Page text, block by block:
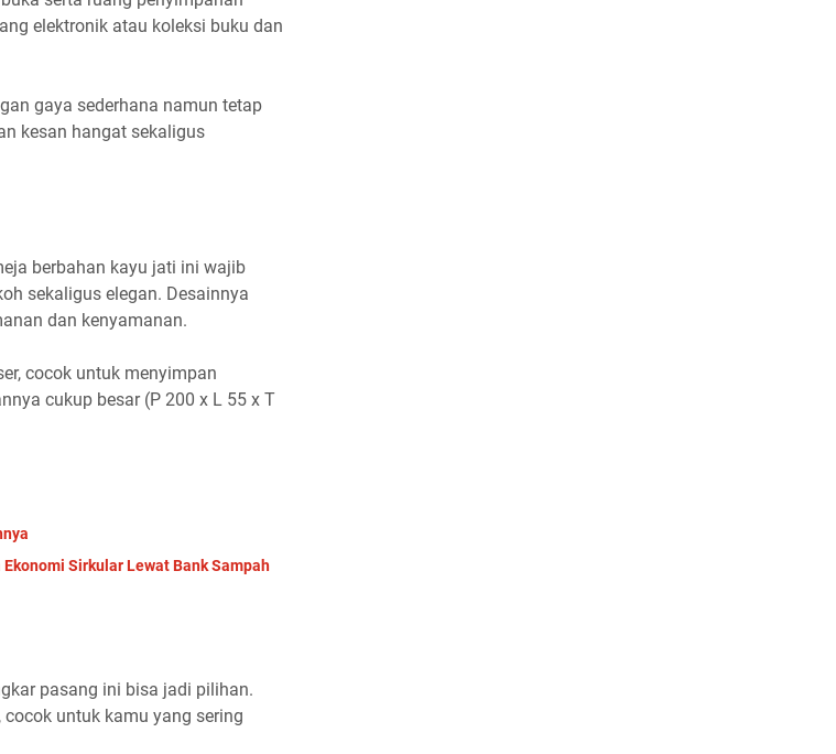
elektronik atau koleksi buku dan
gaya sederhana namun tetap
kesan hangat sekaligus
berbahan kayu jati ini wajib
sekaligus elegan. Desainnya
dan kenyamanan.
cocok untuk menyimpan
cukup besar (P 200 x L 55 x T
Sirkular Lewat Bank Sampah
pasang ini bisa jadi pilihan.
untuk kamu yang sering